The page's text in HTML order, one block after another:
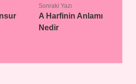
Sonraki Yazı
A Harfinin Anlamı
Nedir